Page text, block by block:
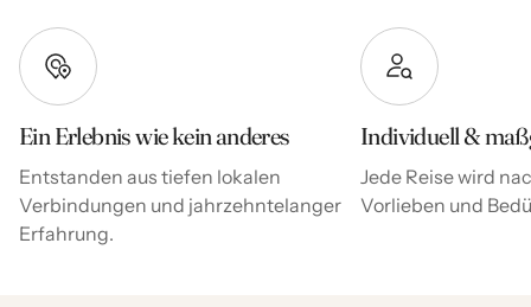
Ein Erlebnis wie kein anderes
Entstanden aus tiefen lokalen
Verbindungen und jahrzehntelanger
Erfahrung.
Individuell &
Jede Reise wird
Vorlieben und